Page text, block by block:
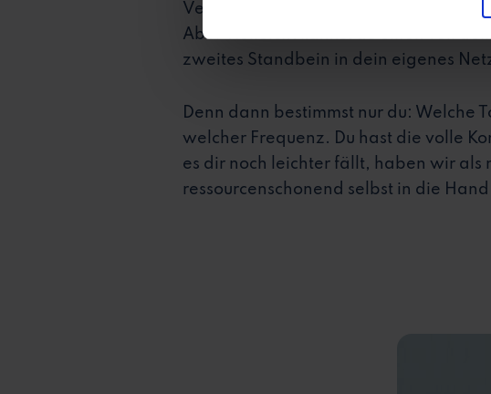
Versteh uns nicht falsch! Wir sagen
Aber vielleicht kannst du einen Teil
zweites Standbein in dein eigenes
Denn dann bestimmst nur du: Welche
welcher Frequenz. Du hast die volle
es dir noch leichter fällt, haben wir als
ressourcenschonend selbst in die